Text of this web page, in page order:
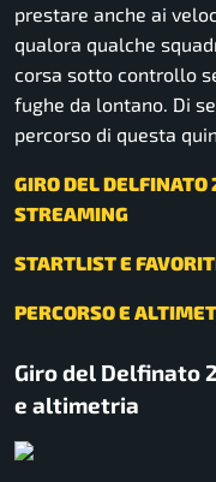
prestare anche ai
qualora qualche
corsa sotto controllo
fughe da lontano. Di
percorso di questa
GIRO DEL
STREAMING
STARTLIST E
PERCORSO E
Giro del Delfinato
e altimetria